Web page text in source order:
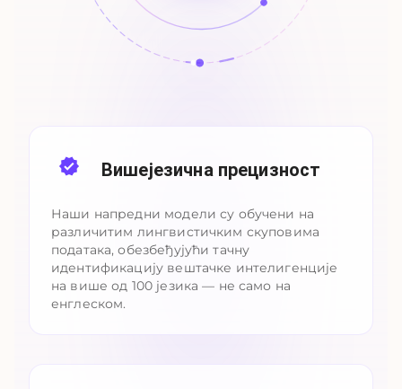
Вишејезична прецизност
Наши напредни модели су обучени на
различитим лингвистичким скуповима
података, обезбеђујући тачну
идентификацију вештачке интелигенције
на више од 100 језика — не само на
енглеском.